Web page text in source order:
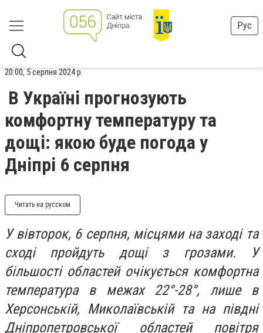
Рус
20:00, 5 серпня 2024 р.
В Україні прогнозують
комфортну температуру та
дощі: якою буде погода у
Дніпрі 6 серпня
Читать на русском
У вівторок, 6 серпня, місцями на заході та
сході пройдуть дощі з грозами. У
більшості областей очікується комфортна
температура в межах 22°-28°, лише в
Херсонській, Миколаївській та на півдні
Дніпропетровської областей повітря